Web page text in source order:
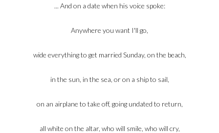
... And on a date when his voice spoke:
Anywhere you want I'll go,
wide everything to get married Sunday, on the beach,
in the sun, in the sea, or on a ship to sail,
on an airplane to take off, going undated to return,
all white on the altar, who will smile, who will cry,